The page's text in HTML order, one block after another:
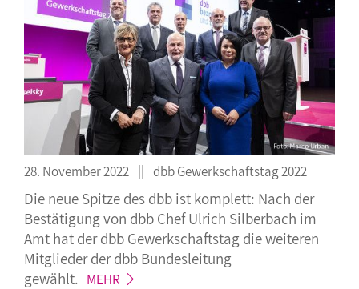
28. November 2022 dbb Gewerkschaftstag 2022
Die neue Spitze des dbb ist komplett: Nach der
Bestätigung von dbb Chef Ulrich Silberbach im
Amt hat der dbb Gewerkschaftstag die weiteren
Mitglieder der dbb Bundesleitung
gewählt. MEHR